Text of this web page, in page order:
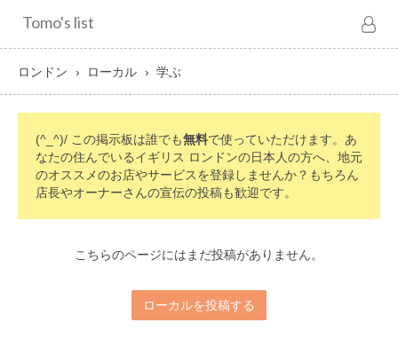
Tomo's list
ロンドン ローカル 学ぶ
(^_^)/ この掲示板は誰でも無料で使っていただけます。あ
なたの住んでいるイギリス ロンドンの日本人の方へ、地元
のオススメのお店やサービスを登録しませんか？もちろん
店長やオーナーさんの宣伝の投稿も歓迎です。
こちらのページにはまだ投稿がありません。
ローカルを投稿する